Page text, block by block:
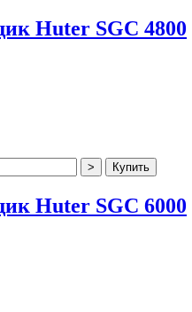
Huter SGC 4800
Huter SGC 6000